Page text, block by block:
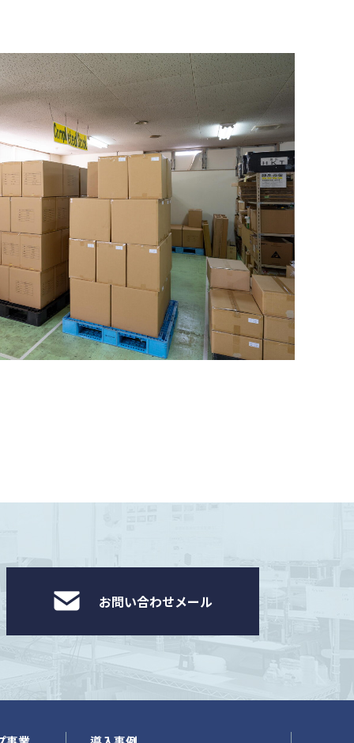
お問い合わせメール